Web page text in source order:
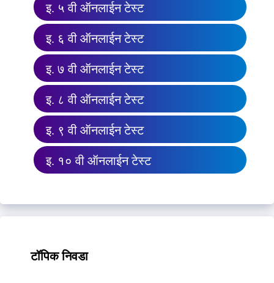
इ. ५ वी ऑनलाईन टेस्ट
इ. ६ वी ऑनलाईन टेस्ट
इ. ७ वी ऑनलाईन टेस्ट
इ. ८ वी ऑनलाईन टेस्ट
इ. ९ वी ऑनलाईन टेस्ट
इ. १० वी ऑनलाईन टेस्ट
टॉपिक निवडा